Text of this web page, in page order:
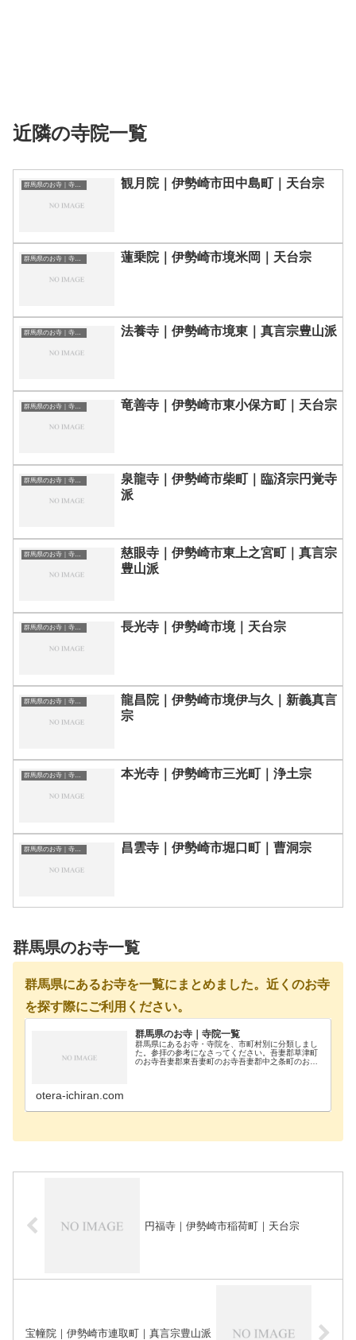
近隣の寺院一覧
群馬県のお寺｜寺院一覧 観月院｜伊勢崎市田中島町｜天台宗
群馬県のお寺｜寺院一覧 蓮乗院｜伊勢崎市境米岡｜天台宗
群馬県のお寺｜寺院一覧 法養寺｜伊勢崎市境東｜真言宗豊山派
群馬県のお寺｜寺院一覧 竜善寺｜伊勢崎市東小保方町｜天台宗
群馬県のお寺｜寺院一覧
泉龍寺｜伊勢崎市柴町｜臨済宗円覚寺
派
群馬県のお寺｜寺院一覧
慈眼寺｜伊勢崎市東上之宮町｜真言宗
豊山派
群馬県のお寺｜寺院一覧 長光寺｜伊勢崎市境｜天台宗
群馬県のお寺｜寺院一覧
龍昌院｜伊勢崎市境伊与久｜新義真言
宗
群馬県のお寺｜寺院一覧 本光寺｜伊勢崎市三光町｜浄土宗
群馬県のお寺｜寺院一覧 昌雲寺｜伊勢崎市堀口町｜曹洞宗
群馬県のお寺一覧
群馬県にあるお寺を一覧にまとめました。近くのお寺
を探す際にご利用ください。
群馬県のお寺｜寺院一覧
群馬県にあるお寺・寺院を、市町村別に分類しまし
た。参拝の参考になさってください。吾妻郡草津町
のお寺吾妻郡東吾妻町のお寺吾妻郡中之条町のお寺
otera-ichiran.com
円福寺｜伊勢崎市稲荷町｜天台宗
宝幢院｜伊勢崎市連取町｜真言宗豊山派